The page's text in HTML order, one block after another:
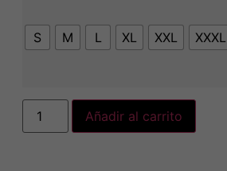
S M L XL XXL XXXL
Añadir al carrito